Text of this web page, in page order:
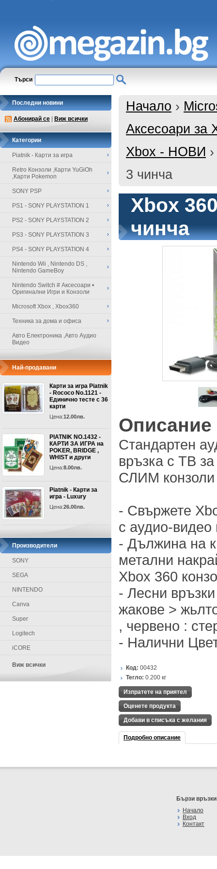
Търси
Последни новини
Абонирай се Виж всички
Категории
Piatnik - Карти за игра
Retro Конзоли ,Карти YuGiOh
,Карти Pokemon
SONY PSP
PS1 - SONY PLAYSTATION 1
PS2 - SONY PLAYSTATION 2
PS3 - SONY PLAYSTATION 3
PS4 - SONY PLAYSTATION 4
Nintendo Wii , Nintendo DS ,
Nintendo GameBoy
Nintendo Switch # Аксесоари •
Оригинални Игри и Конзоли
Microsoft Xbox , Xbox360
Техника за дома и офиса
Авто Електроника ,Авто Аудио
Видео
Най-продавани
Карти за игра Piatnik
- Rococo No.1121 -
Единично тесте с 36
карти
Цена:12.00лв.
PIATNIK NO.1432 -
КАРТИ ЗА ИГРА на
POKER, BRIDGE ,
WHIST и други
Цена:8.00лв.
Piatnik - Карти за
игра - Luxury
Цена:26.00лв.
Производители
SONY
SEGA
NINTENDO
Canva
Super
Logitech
iCORE
Виж всички
Начало ›
Аксесоари за
Xbox - НОВИ
3 чинча
Xbox
чинча
Описание
Стандартен
връзка с ТВ
СЛИМ конзоли
- Свържете
с аудио-видео
- Дължина на
метални
Xbox 360
- Лесни
жакове >
, червено :
- Налични
Код: 00432
Тегло: 0.200 кг
Изпратете на приятел
Оценете продукта
Добави в списъка с желания
Подробно описание
Бързи връзки
Начало
Вход
Контакт